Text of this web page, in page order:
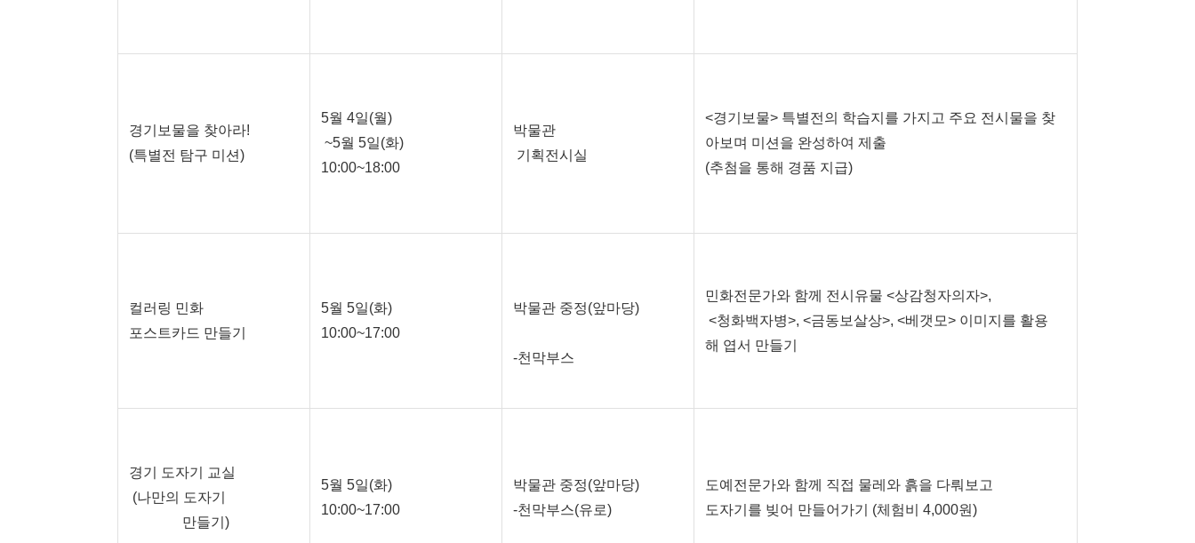
경기보물을 찾아라!
(특별전 탐구 미션)
5월 4일(월)
~5월 5일(화)
10:00~18:00
박물관
기획전시실
<경기보물> 특별전의 학습지를 가지고 주요 전시물을 찾
아보며 미션을 완성하여 제출
(추첨을 통해 경품 지급)
컬러링 민화
포스트카드 만들기
5월 5일(화)
10:00~17:00
박물관 중정(앞마당)
-천막부스
민화전문가와 함께 전시유물 <상감청자의자>,
<청화백자병>, <금동보살상>, <베갯모> 이미지를 활용
해 엽서 만들기
경기 도자기 교실
(나만의 도자기
만들기)
5월 5일(화)
10:00~17:00
박물관 중정(앞마당)
-천막부스(유로)
도예전문가와 함께 직접 물레와 흙을 다뤄보고
도자기를 빚어 만들어가기 (체험비 4,000원)